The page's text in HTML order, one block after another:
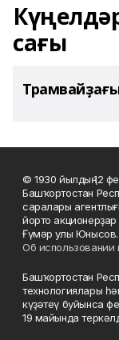
сағы
© 1930 йылдың 12
Башҡортостан
саралары
йорто
Ғүмәр улы Юнысов.
Об использовании
Башҡортостан
технологиялары
күҙәтеү буйынса
19 майында